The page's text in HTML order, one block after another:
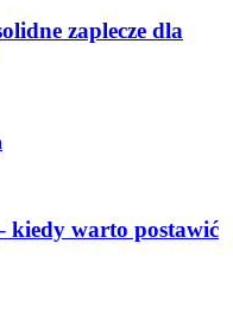
zaplecze dla
kiedy warto postawić